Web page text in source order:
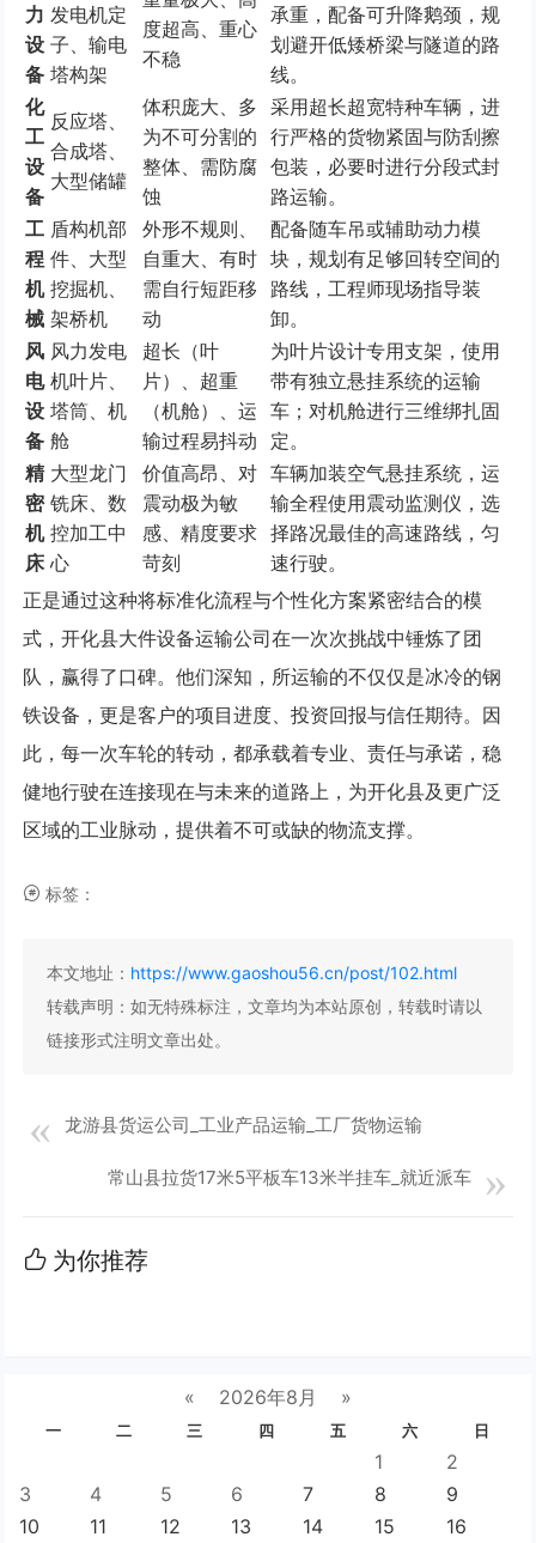
力
设
备
发电机定
子、输电
塔构架
度超高、重心
不稳
承重，配备可升降鹅颈，规
划避开低矮桥梁与隧道的路
线。
化
工
设
备
反应塔、
合成塔、
大型储罐
体积庞大、多
为不可分割的
整体、需防腐
蚀
采用超长超宽特种车辆，进
行严格的货物紧固与防刮擦
包装，必要时进行分段式封
路运输。
工
程
机
械
盾构机部
件、大型
挖掘机、
架桥机
外形不规则、
自重大、有时
需自行短距移
动
配备随车吊或辅助动力模
块，规划有足够回转空间的
路线，工程师现场指导装
卸。
风
电
设
备
风力发电
机叶片、
塔筒、机
舱
超长（叶
片）、超重
（机舱）、运
输过程易抖动
为叶片设计专用支架，使用
带有独立悬挂系统的运输
车；对机舱进行三维绑扎固
定。
精
密
机
床
大型龙门
铣床、数
控加工中
心
价值高昂、对
震动极为敏
感、精度要求
苛刻
车辆加装空气悬挂系统，运
输全程使用震动监测仪，选
择路况最佳的高速路线，匀
速行驶。
正是通过这种将标准化流程与个性化方案紧密结合的模
式，开化县大件设备运输公司在一次次挑战中锤炼了团
队，赢得了口碑。他们深知，所运输的不仅仅是冰冷的钢
铁设备，更是客户的项目进度、投资回报与信任期待。因
此，每一次车轮的转动，都承载着专业、责任与承诺，稳
健地行驶在连接现在与未来的道路上，为开化县及更广泛
区域的工业脉动，提供着不可或缺的物流支撑。
标签：
本文地址： https://www.gaoshou56.cn/post/102.html
转载声明：如无特殊标注，文章均为本站原创，转载时请以
链接形式注明文章出处。
龙游县货运公司_工业产品运输_工厂货物运输
常山县拉货17米5平板车13米半挂车_就近派车
为你推荐
« 2026年8月 »
一 二 三 四 五 六 日
1
2
3
4 5 6 7 8
9
10
11 12 13 14 15
16